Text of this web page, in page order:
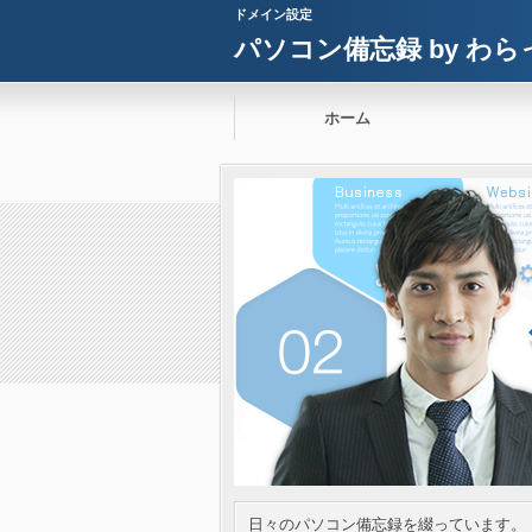
ドメイン設定
パソコン備忘録 by わら
ホーム
日々のパソコン備忘録を綴っています。